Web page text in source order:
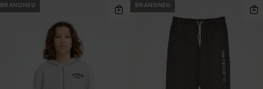
BRANDNEU BRANDNEU